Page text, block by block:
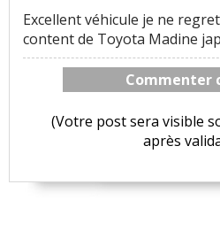
Excellent véhicule je ne
content de Toyota Madine
Commenter
(Votre post sera visible
après